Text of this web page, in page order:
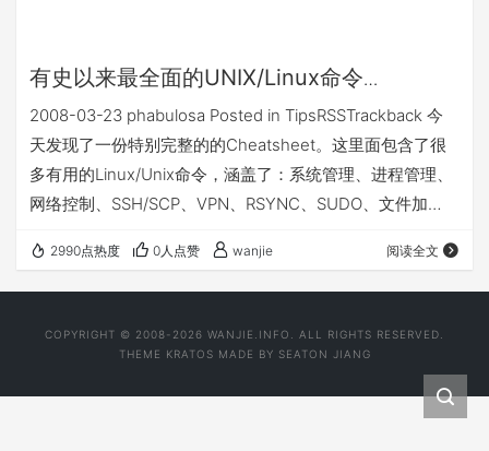
有史以来最全面的UNIX/Linux命令
Cheatcheet
2008-03-23 phabulosa Posted in TipsRSSTrackback 今
天发现了一份特别完整的的Cheatsheet。这里面包含了很
多有用的Linux/Unix命令，涵盖了：系统管理、进程管理、
网络控制、SSH/SCP、VPN、RSYNC、SUDO、文件加
的命令、如何安装软件、多媒体文件格式转换、打印、数据
库、磁盘容量管理、Shells、脚本语言、编程命令、网上帮
http://www.w…
2990点热度 0人点赞 wanjie 阅读全文
COPYRIGHT © 2008-2026 WANJIE.INFO. ALL RIGHTS RESERVED.
THEME KRATOS MADE BY SEATON JIANG